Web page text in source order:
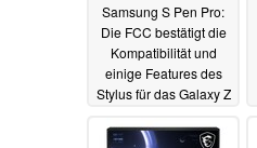
Samsung S Pen Pro:
Die FCC bestätigt die
Kompatibilität und
einige Features des
Stylus für das Galaxy Z